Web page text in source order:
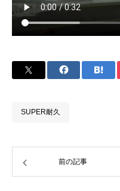
SUPER耐久
前の記事